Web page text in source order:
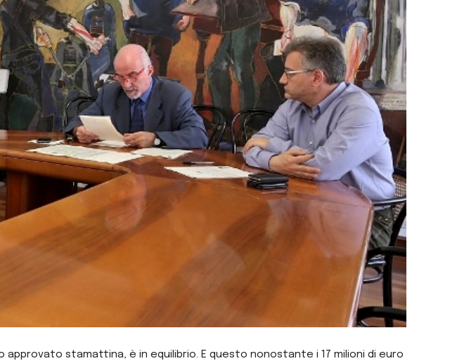
approvato stamattina, è in equilibrio. E questo nonostante i 17 milioni di euro